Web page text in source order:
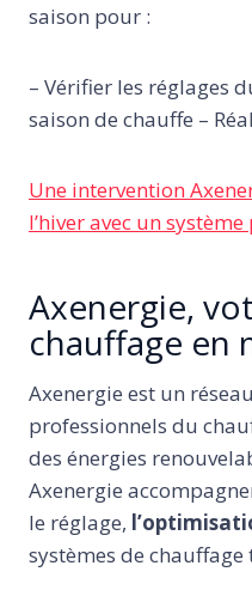
saison pour :
– Vérifier les réglages
saison de chauffe –
Une intervention
l’hiver avec un
Axenergie,
chauffage en
Axenergie est un
professionnels du
des énergies
Axenergie
le réglage,
systèmes de chauffage